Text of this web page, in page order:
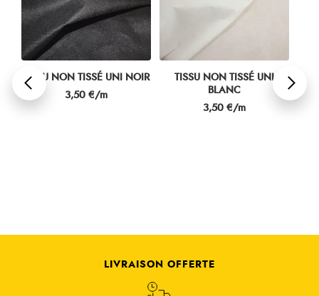
TISSU NON TISSÉ UNI NOIR
Prix
3,50 €/m
TISSU NON TISSÉ UNI
BLANC
Prix
3,50 €/m
LIVRAISON OFFERTE